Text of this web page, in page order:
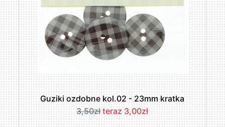
Guziki ozdobne kol.02 - 23mm kratka
3,50zł teraz 3,00zł